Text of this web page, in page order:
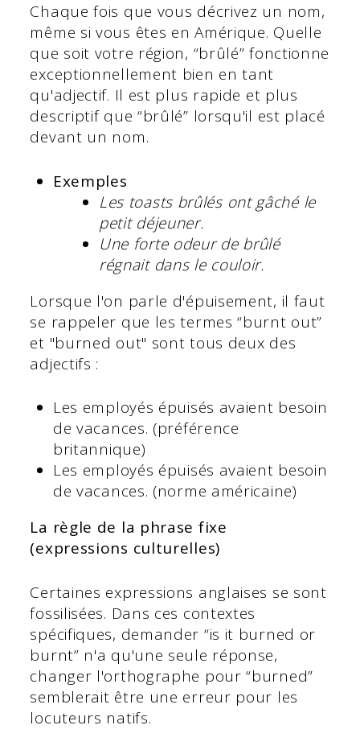
Chaque fois que vous décrivez un nom,
même si vous êtes en Amérique. Quelle
que soit votre région, “brûlé” fonctionne
exceptionnellement bien en tant
qu'adjectif. Il est plus rapide et plus
descriptif que “brûlé” lorsqu'il est placé
devant un nom.
Exemples
Les toasts brûlés ont gâché le
petit déjeuner.
Une forte odeur de brûlé
régnait dans le couloir.
Lorsque l'on parle d'épuisement, il faut
se rappeler que les termes “burnt out”
et "burned out" sont tous deux des
adjectifs :
Les employés épuisés avaient besoin
de vacances. (préférence
britannique)
Les employés épuisés avaient besoin
de vacances. (norme américaine)
La règle de la phrase fixe
(expressions culturelles)
Certaines expressions anglaises se sont
fossilisées. Dans ces contextes
spécifiques, demander “is it burned or
burnt” n'a qu'une seule réponse,
changer l'orthographe pour “burned”
semblerait être une erreur pour les
locuteurs natifs.